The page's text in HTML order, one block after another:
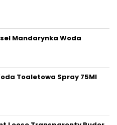
Mandarynka Woda
Toaletowa Spray 75Ml